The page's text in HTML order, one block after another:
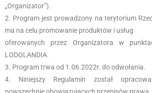
„Organizator”).
Program jest prowadzony na terytorium
ma na celu promowanie produktów i usług
oferowanych przez Organizatora w
LODOLANDIA.
Program trwa od 1.06.2022r. do odwołania.
Niniejszy Regulamin został